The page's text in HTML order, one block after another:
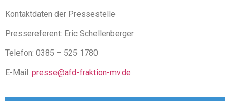
Kontaktdaten der Pressestelle
Pressereferent: Eric Schellenberger
Telefon: 0385 – 525 1780
E-Mail: presse@afd-fraktion-mv.de